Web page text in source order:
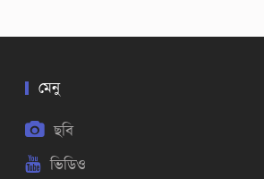
মেনু
ছবি
ভিডিও